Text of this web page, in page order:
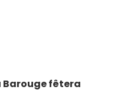
Barouge fêtera